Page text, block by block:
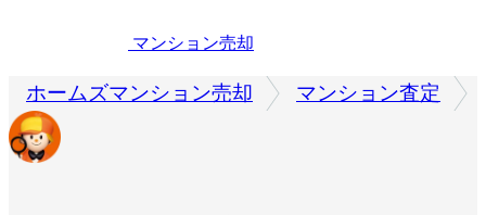
マンション売却
ホームズマンション売却 マンション査定